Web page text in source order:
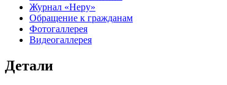
Журнал «Неру»
Обращение к гражданам
Фотогаллерея
Видеогаллерея
Детали